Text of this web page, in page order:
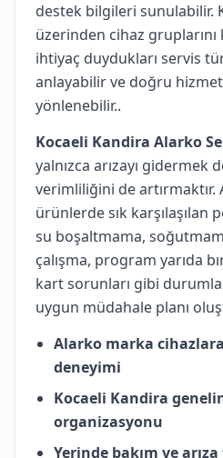
destek bilgileri sunulabilir.
üzerinden cihaz
ihtiyaç duydukları servis
anlayabilir ve doğru
yönlenebilir..
Kocaeli Kandira Alarko
yalnızca arızayı gidermek
verimliliğini de artırmaktır.
ürünlerde sık karşılaşılan
su boşaltmama,
çalışma, program yarıda
kart sorunları gibi
uygun müdahale planı
Alarko marka
deneyimi
Kocaeli Kandira
organizasyonu
Yerinde bakım ve